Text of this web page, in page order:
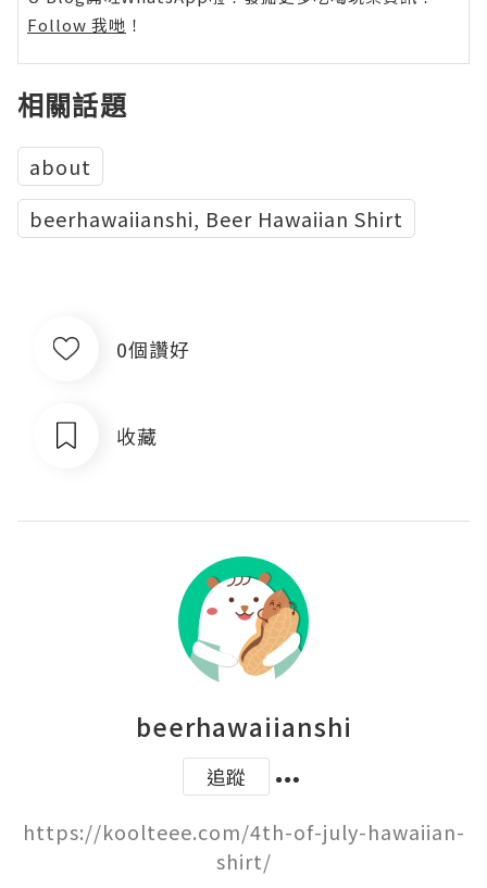
Follow 我哋 ！
相關話題
about
beerhawaiianshi, Beer Hawaiian Shirt
0個讚好
收藏
beerhawaiianshi
追蹤
https://koolteee.com/4th-of-july-hawaiian-
shirt/